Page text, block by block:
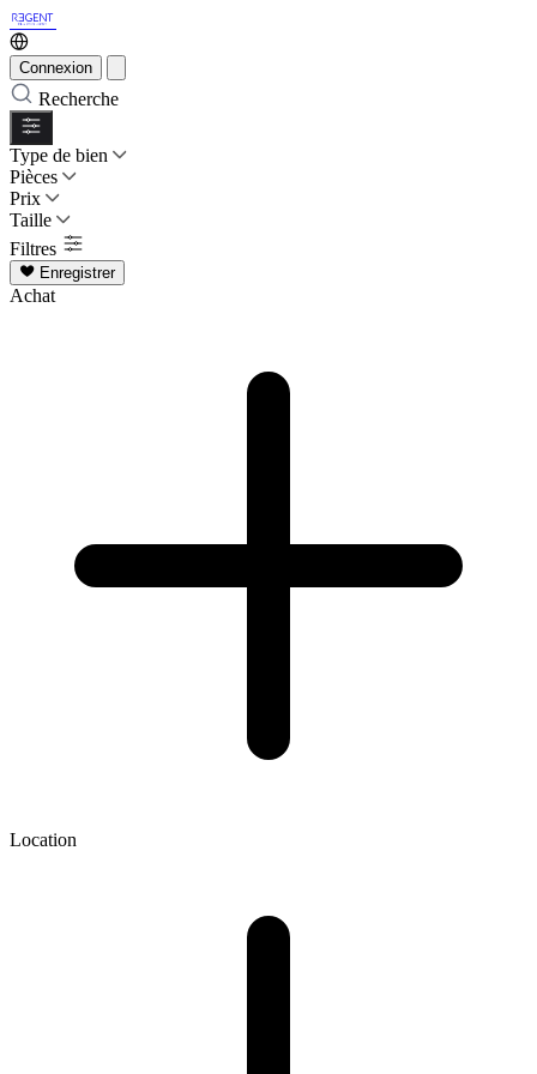
Connexion
Recherche
Type de bien
Pièces
Prix
Taille
Filtres
Enregistrer
Achat
Location